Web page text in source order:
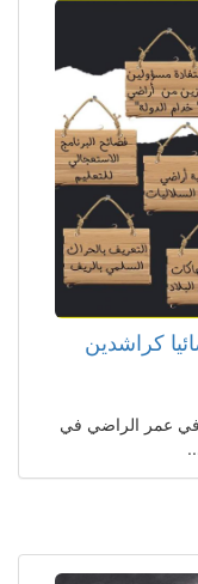
كراشدين
عمر الراضي في